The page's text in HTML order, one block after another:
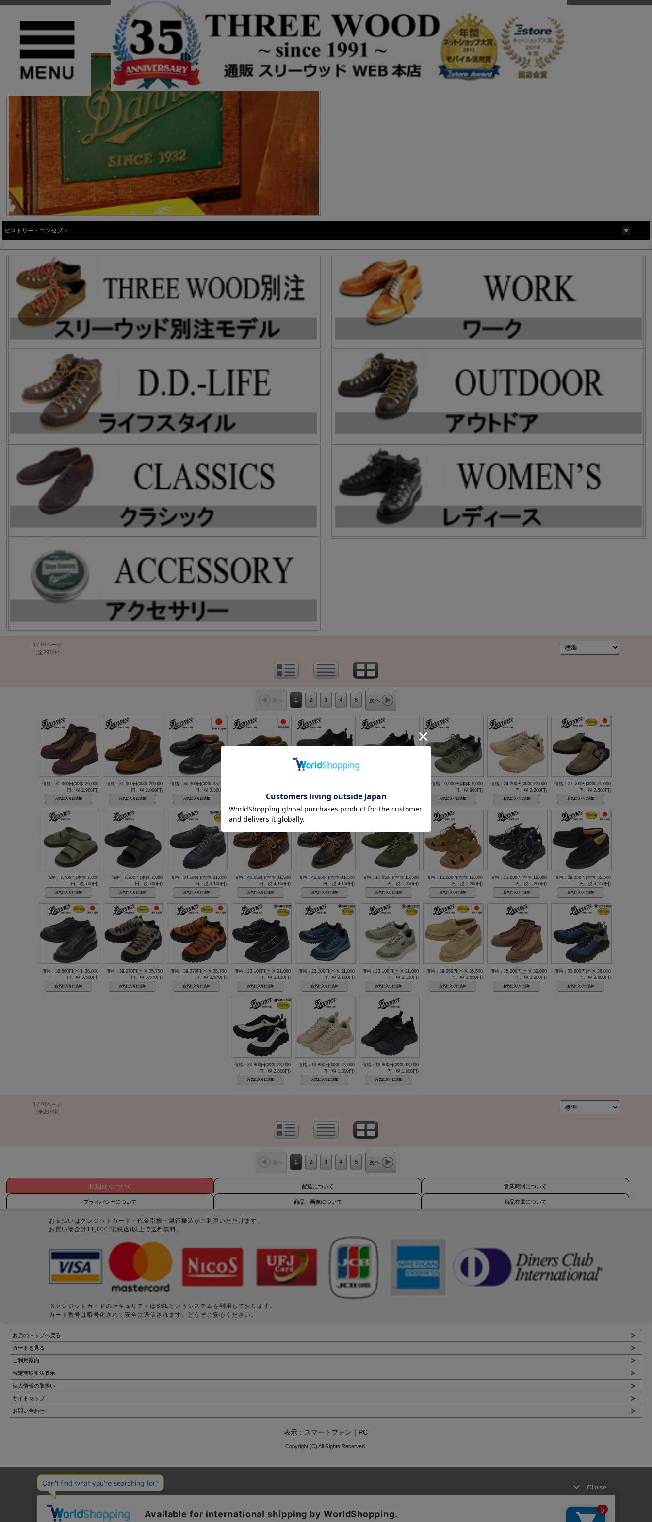
DANNER
ダナー
正規取扱店
ヒストリー・コンセプト
1 / 10ページ
（全297件）
前へ 1 2 3 4 5 次へ
価格：31,900円(本体 29,000
円、税 2,900円)
価格：31,900円(本体 29,000
円、税 2,900円)
価格：36,300円(本体 33,000
円、税 3,300円)
価格：36,300円(本体 33,000
価格：9,900円(本体 9,000
価格：9,900円(本体 9,000
価格：9,900円(本体 9,000
円、税 900円)
価格：24,200円(本体 22,000
円、税 2,200円)
価格：27,500円(本体 25,000
円、税 2,500円)
価格：7,700円(本体 7,000
円、税 700円)
価格：7,700円(本体 7,000
円、税 700円)
価格：34,100円(本体 31,000
円、税 3,100円)
価格：45,650円(本体 41,500
円、税 4,150円)
価格：45,650円(本体 41,500
円、税 4,150円)
価格：17,050円(本体 15,500
円、税 1,550円)
価格：13,200円(本体 12,000
円、税 1,200円)
価格：13,200円(本体 12,000
円、税 1,200円)
価格：39,050円(本体 35,500
円、税 3,550円)
価格：38,500円(本体 35,000
円、税 3,500円)
価格：39,270円(本体 35,700
円、税 3,570円)
価格：39,270円(本体 35,700
円、税 3,570円)
価格：23,100円(本体 21,000
円、税 2,100円)
価格：23,100円(本体 21,000
円、税 2,100円)
価格：23,100円(本体 21,000
円、税 2,100円)
価格：39,050円(本体 35,500
円、税 3,550円)
価格：35,200円(本体 32,000
円、税 3,200円)
価格：30,800円(本体 28,000
円、税 2,800円)
価格：30,800円(本体 28,000
円、税 2,800円)
価格：19,800円(本体 18,000
円、税 1,800円)
価格：19,800円(本体 18,000
円、税 1,800円)
1 / 10ページ
（全297件）
前へ 1 2 3 4 5 次へ
お支払いについて 配送について 営業時間について
プライバシーについて 商品、画像について 商品在庫について
お支払いはクレジットカード・代金引換・銀行振込がご利用いただけます。
お買い物合計11,000円(税込)以上で送料無料。
※クレジットカードのセキュリティはSSLというシステムを利用しております。
カード番号は暗号化されて安全に送信されます。どうぞご安心ください。
お店のトップへ戻る
カートを見る
ご利用案内
特定商取引法表示
個人情報の取扱い
サイトマップ
お問い合わせ
表示：スマートフォン｜ PC
Copyright (C) All Rights Reserved.